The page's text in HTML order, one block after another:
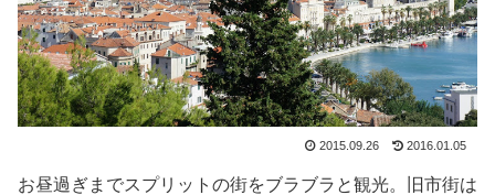
2015.09.26 2016.01.05
お昼過ぎまでスプリットの街をブラブラと観光。旧市街は